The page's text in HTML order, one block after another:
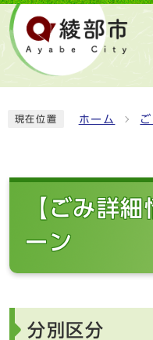
現在位置 ホーム
【ごみ詳
ーン
分別区分